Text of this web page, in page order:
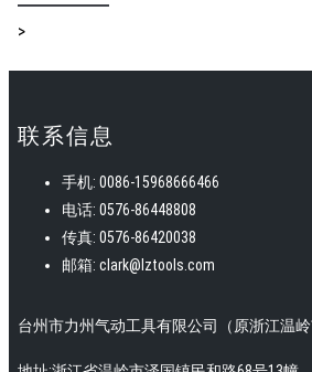
>
联系信息
手机: 0086-15968666466
电话: 0576-86448808
传真: 0576-86420038
邮箱: clark@lztools.com
台州市力州气动工具有限公司（原浙江温岭